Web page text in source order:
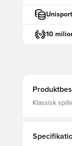
10
Klassisk